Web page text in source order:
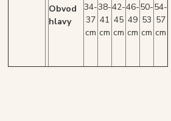
Obvod
hlavy
34-
37
cm
38-
41
cm
42-
45
cm
46-
49
cm
50-
53
cm
54-
57
cm